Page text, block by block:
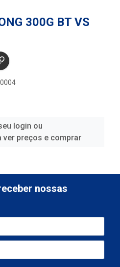
300G BT VS
login ou
ver preços e comprar
nossas